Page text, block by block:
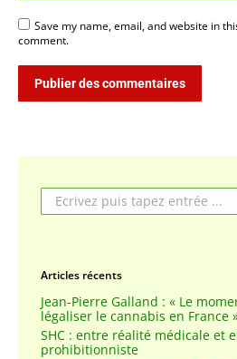
Save my name, email, and website in
comment.
Publier des commentaires
Search:
Articles récents
Jean-Pierre Galland : « Le
légaliser le cannabis en France
SHC : entre réalité médicale et
prohibitionniste